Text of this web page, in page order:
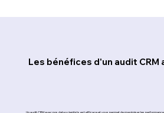
Les bénéfices d'un audit CRM